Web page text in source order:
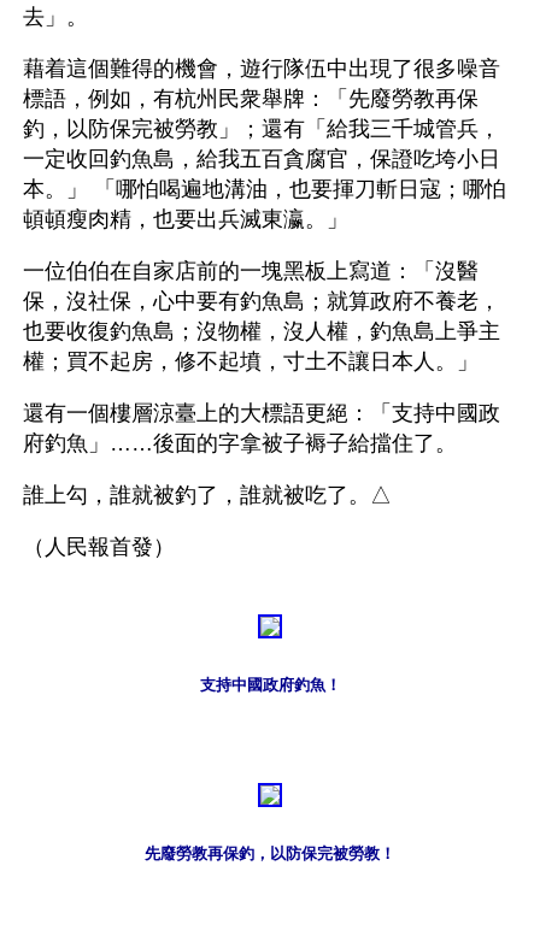
去」。
藉着這個難得的機會，遊行隊伍中出現了很多噪音
標語，例如，有杭州民衆舉牌：「先廢勞教再保
釣，以防保完被勞教」；還有「給我三千城管兵，
一定收回釣魚島，給我五百貪腐官，保證吃垮小日
本。」 「哪怕喝遍地溝油，也要揮刀斬日寇；哪怕
頓頓瘦肉精，也要出兵滅東瀛。」
一位伯伯在自家店前的一塊黑板上寫道：「沒醫
保，沒社保，心中要有釣魚島；就算政府不養老，
也要收復釣魚島；沒物權，沒人權，釣魚島上爭主
權；買不起房，修不起墳，寸土不讓日本人。」
還有一個樓層涼臺上的大標語更絕：「支持中國政
府釣魚」……後面的字拿被子褥子給擋住了。
誰上勾，誰就被釣了，誰就被吃了。△
（人民報首發）
支持中國政府釣魚！
先廢勞教再保釣，以防保完被勞教！